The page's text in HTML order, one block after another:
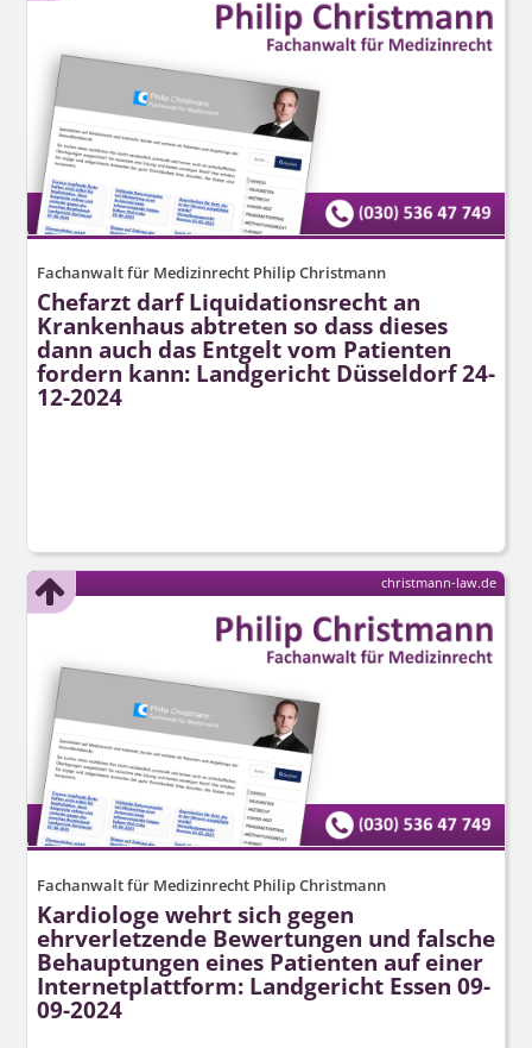
Fachanwalt für Medizinrecht Philip Christmann
Chefarzt darf Liquidationsrecht an
Krankenhaus abtreten so dass dieses
dann auch das Entgelt vom Patienten
fordern kann: Landgericht Düsseldorf 24-
12-2024
Fachanwalt für Medizinrecht Philip Christmann
Kardiologe wehrt sich gegen
ehrverletzende Bewertungen und falsche
Behauptungen eines Patienten auf einer
Internetplattform: Landgericht Essen 09-
09-2024
christmann-law.de